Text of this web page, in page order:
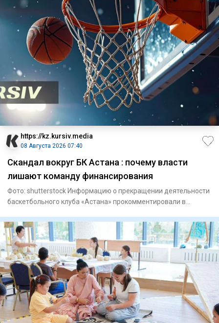
https://kz.kursiv.media
08 Августа 2026 07:40
Скандал вокруг БК Астана : почему власти
лишают команду финансирования
Фото: shutterstock Информацию о прекращении деятельности
баскетбольного клуба «Астана» прокомментировали в